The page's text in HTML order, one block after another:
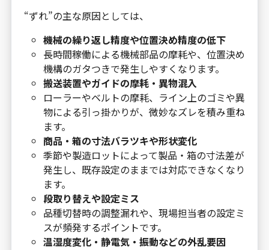
“ずれ”の主な原因としては、
機械の繰り返し精度や位置決め精度の低下
長時間稼働による機械部品の摩耗や、位置決め
機構のガタつきで発生しやすくなります。
搬送装置やガイドの摩耗・異物混入
ローラーやベルトの摩耗、ライン上のゴミや異
物による引っ掛かりが、微妙なズレを積み重ね
ます。
商品・箱の寸法バラツキや形状変化
季節や製造ロットによって製品・箱の寸法差が
発生し、既存設定のままでは対応できなくなり
ます。
段取り替えや設定ミス
品種切替時の調整漏れや、現場担当者の設定ミ
スが頻発するポイントです。
温湿度変化・静電気・振動などの外乱要因